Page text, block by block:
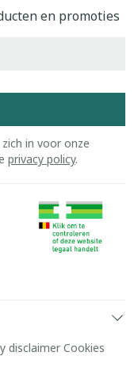
en promoties
in voor onze
privacy policy.
disclaimer Cookies